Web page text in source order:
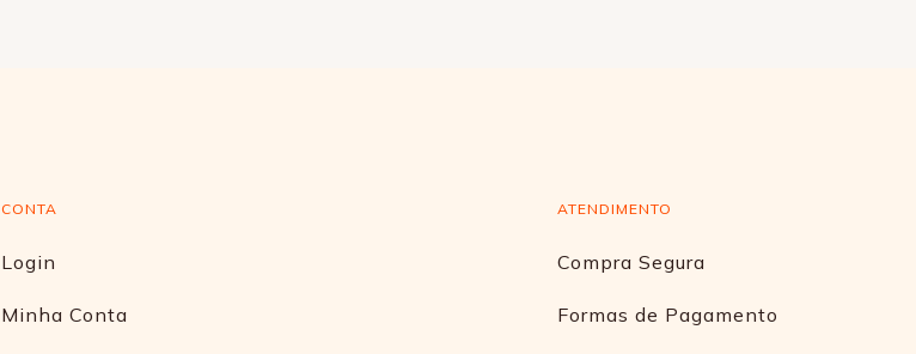
CONTA
Login
Minha Conta
ATENDIMENTO
Compra Segura
Formas de Pagamento